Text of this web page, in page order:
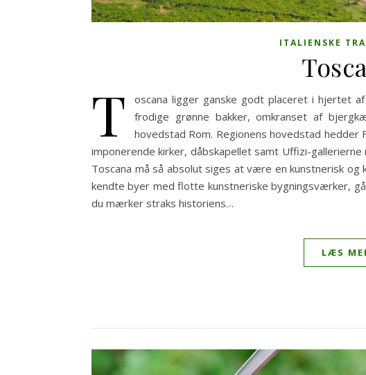
ITALIENSKE
T
oscana ligger ganske godt placeret i hjertet
frodige grønne bakker, omkranset af
hovedstad Rom. Regionens hovedstad
imponerende kirker, dåbskapellet samt Uffizi-
Toscana må så absolut siges at være en kunstnerisk
kendte byer med flotte kunstneriske bygningsværker,
du mærker straks historiens…
LÆS